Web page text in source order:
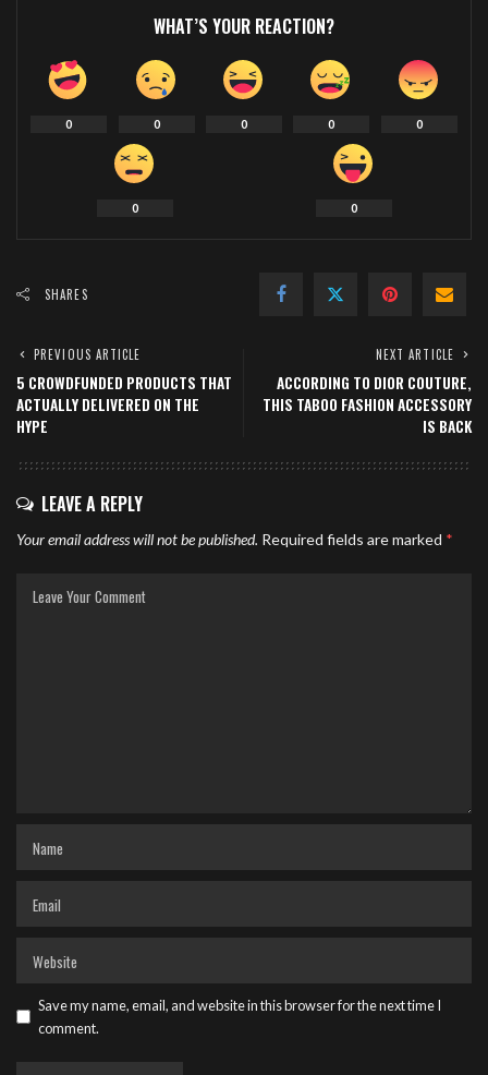
WHAT’S YOUR REACTION?
0 0 0 0 0
0 0
SHARES
PREVIOUS ARTICLE
5 CROWDFUNDED PRODUCTS THAT
ACTUALLY DELIVERED ON THE
HYPE
NEXT ARTICLE
ACCORDING TO DIOR COUTURE,
THIS TABOO FASHION ACCESSORY
IS BACK
LEAVE A REPLY
Your email address will not be published. Required fields are marked *
Save my name, email, and website in this browser for the next time I
comment.